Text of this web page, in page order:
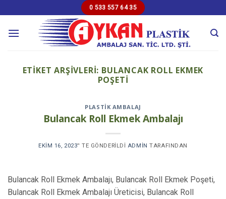
to
content
0 533 557 64 35
ETIKET ARŞIVLERI: BULANCAK ROLL EKMEK
POŞETI
PLASTIK AMBALAJ
Bulancak Roll Ekmek Ambalajı
EKIM 16, 2023’' TE GÖNDERILDI ADMIN TARAFINDAN
Bulancak Roll Ekmek Ambalajı, Bulancak Roll Ekmek Poşeti,
Bulancak Roll Ekmek Ambalajı Üreticisi, Bulancak Roll